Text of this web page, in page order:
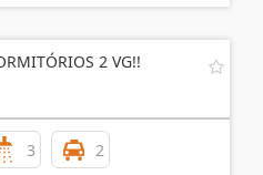
2 VG!!
3 2